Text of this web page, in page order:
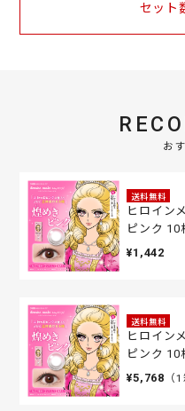
セット
お
送料無料
ヒロイン
ピンク 10
¥1,442
送料無料
ヒロイン
ピンク 10
¥5,768 （